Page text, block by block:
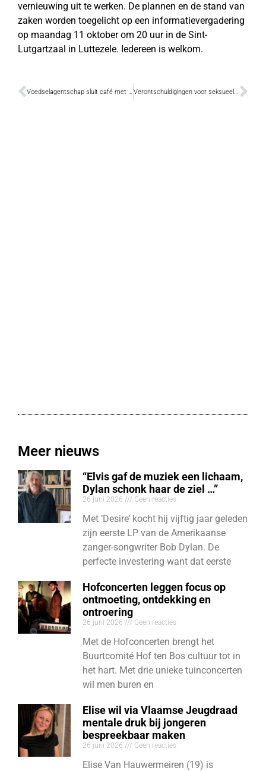
vernieuwing uit te werken. De plannen en de stand van
zaken worden toegelicht op een informatievergadering
op maandag 11 oktober om 20 uur in de Sint-
Lutgartzaal in Luttezele. Iedereen is welkom.
Voedselagentschap sluit café met ‘zeer slechte hygiëne’ Verontschuldigingen voor seksueel misbruik abdijschool
Meer nieuws
“Elvis gaf de muziek een lichaam,
Dylan schonk haar de ziel …”
26 juni 2026 Geen reacties
Met ‘Desire’ kocht hij vijftig jaar geleden
zijn eerste LP van de Amerikaanse
zanger-songwriter Bob Dylan. De
perfecte investering want dat eerste
Hofconcerten leggen focus op
ontmoeting, ontdekking en
ontroering
26 juni 2026 Geen reacties
Met de Hofconcerten brengt het
Buurtcomité Hof ten Bos cultuur tot in
het hart. Met drie unieke tuinconcerten
wil men buren en
Elise wil via Vlaamse Jeugdraad
mentale druk bij jongeren
bespreekbaar maken
26 juni 2026 Geen reacties
Elise Van Hauwermeiren (19) is